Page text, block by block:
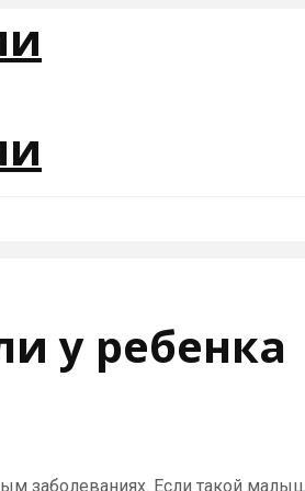
у ребенка
заболеваниях. Если такой